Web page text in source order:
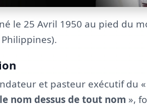
le 25 Avril 1950 au pied du
et pasteur exécutif du «
nom dessus de tout nom »,